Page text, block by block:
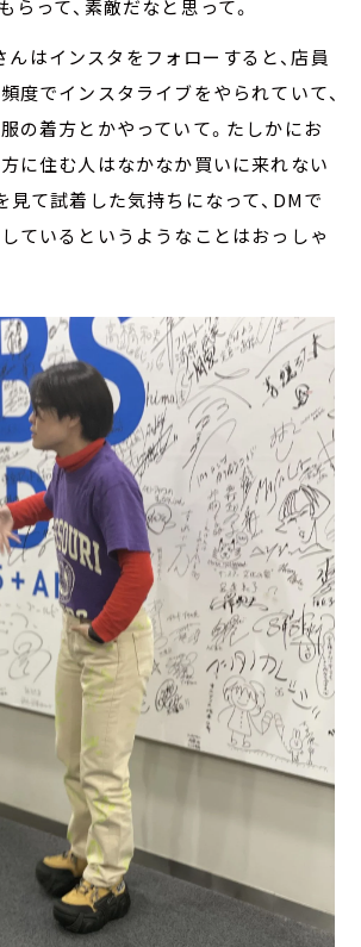
らって、素敵だなと思って。
んはインスタをフォローすると、店員
度でインスタライブをやられていて、
の着方とかやっていて。たしかにお
に住む人はなかなか買いに来れない
見て試着した気持ちになって、DMで
ているというようなことはおっしゃ